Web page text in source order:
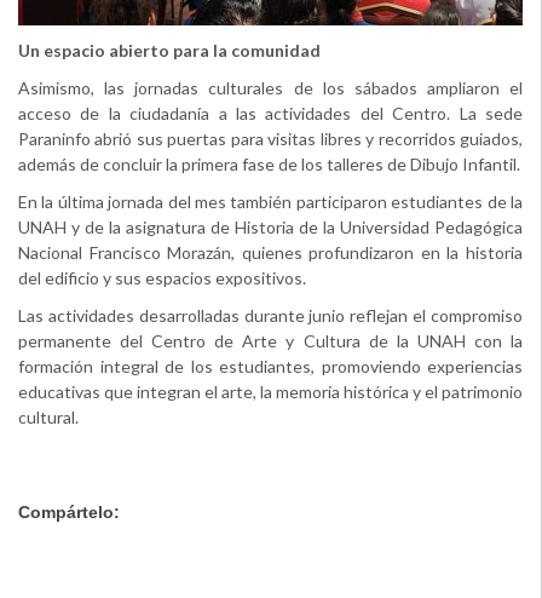
Un espacio abierto para la comunidad
Asimismo, las jornadas culturales de los sábados ampliaron el
acceso de la ciudadanía a las actividades del Centro. La sede
Paraninfo abrió sus puertas para visitas libres y recorridos guiados,
además de concluir la primera fase de los talleres de Dibujo Infantil.
En la última jornada del mes también participaron estudiantes de la
UNAH y de la asignatura de Historia de la Universidad Pedagógica
Nacional Francisco Morazán, quienes profundizaron en la historia
del edificio y sus espacios expositivos.
Las actividades desarrolladas durante junio reflejan el compromiso
permanente del Centro de Arte y Cultura de la UNAH con la
formación integral de los estudiantes, promoviendo experiencias
educativas que integran el arte, la memoria histórica y el patrimonio
cultural.
Compártelo: